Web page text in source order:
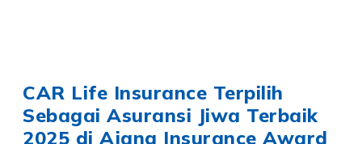
CAR Life Insurance Terpilih
Sebagai Asuransi Jiwa Terbaik
2025 di Ajang Insurance Award